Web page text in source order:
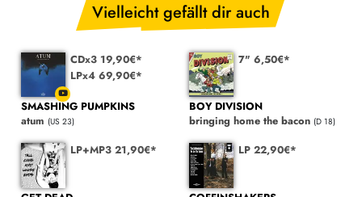
Vielleicht gefällt dir auch
CDx3 19,90€*
LPx4 69,90€*
SMASHING PUMPKINS
atum (US 23)
7" 6,50€*
BOY DIVISION
bringing home the bacon (D 18)
LP+MP3 21,90€* LP 22,90€*